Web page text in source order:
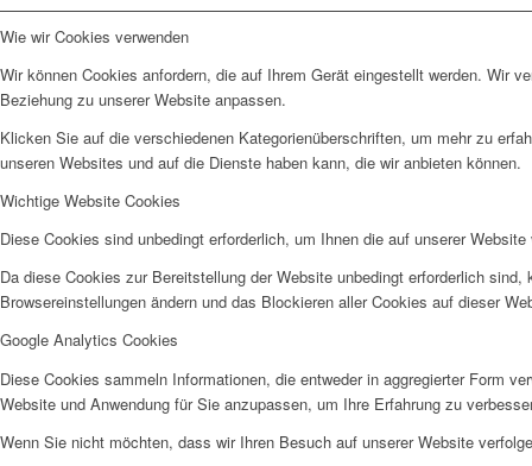
Wie wir Cookies verwenden
Wir können Cookies anfordern, die auf Ihrem Gerät eingestellt werden. Wir
Beziehung zu unserer Website anpassen.
Klicken Sie auf die verschiedenen Kategorienüberschriften, um mehr zu
unseren Websites und auf die Dienste haben kann, die wir anbieten können.
Wichtige Website Cookies
Diese Cookies sind unbedingt erforderlich, um Ihnen die auf unserer
Da diese Cookies zur Bereitstellung der Website unbedingt erforderlich
Browsereinstellungen ändern und das Blockieren aller Cookies auf dieser
Google Analytics Cookies
Diese Cookies sammeln Informationen, die entweder in aggregierter Form
Website und Anwendung für Sie anzupassen, um Ihre Erfahrung zu
Wenn Sie nicht möchten, dass wir Ihren Besuch auf unserer Website